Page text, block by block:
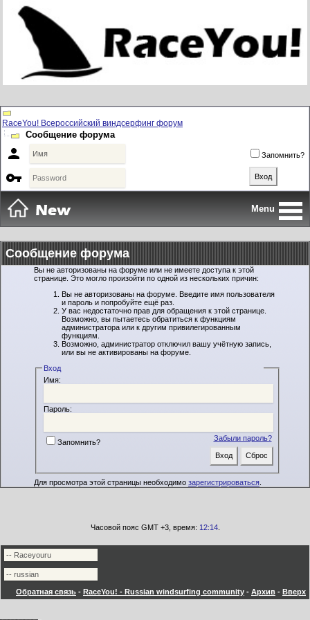
RaceYou! Всероссийский виндсерфинг форум
Сообщение форума
 Запомнить?

Menu
Сообщение форума
Вы не авторизованы на форуме или не имеете доступа к этой
странице. Это могло произойти по одной из нескольких причин:
Вы не авторизованы на форуме. Введите имя пользователя
и пароль и попробуйте ещё раз.
У вас недостаточно прав для обращения к этой странице.
Возможно, вы пытаетесь обратиться к функциям
администратора или к другим привилегированным
функциям.
Возможно, администратор отключил вашу учётную запись,
или вы не активированы на форуме.
Вход
Имя:
Пароль:
Забыли пароль?
Запомнить?
Для просмотра этой страницы необходимо зарегистрироваться
Часовой пояс GMT +3, время: 12:14.
Обратная связь - RaceYou! - Russian windsurfing community - Архив - Вверх